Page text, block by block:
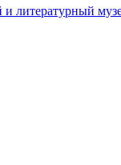
литературный